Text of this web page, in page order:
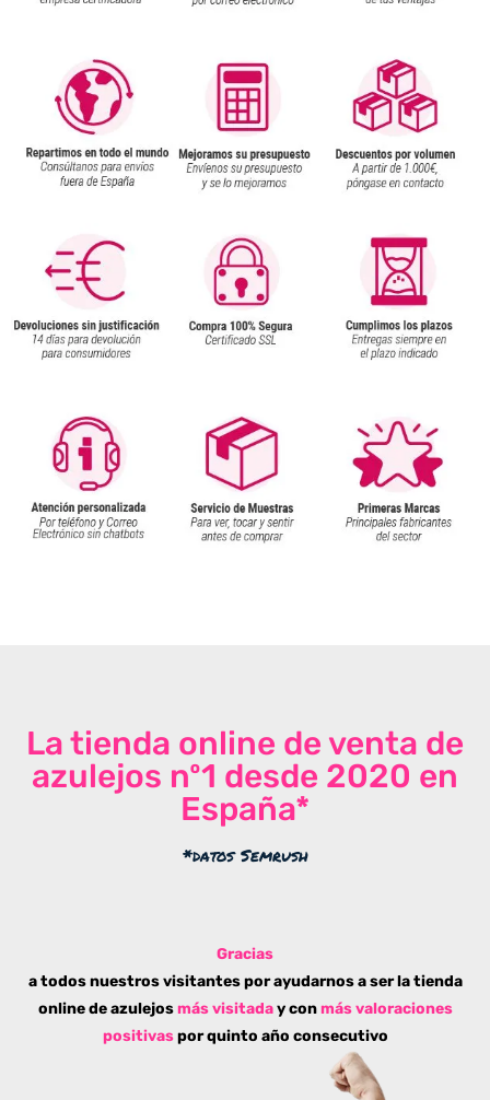
La tienda online de venta de
azulejos nº1 desde 2020 en
España*
*datos Semrush
Gracias
a todos nuestros visitantes por ayudarnos a ser la tienda
online de azulejos más visitaday conmás valoraciones
positivaspor quinto año consecutivo